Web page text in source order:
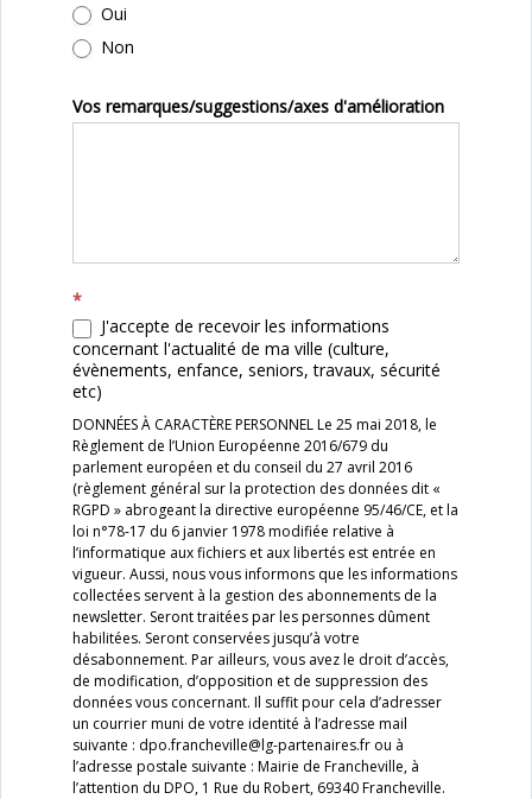
Oui
Non
Vos remarques/suggestions/axes d'amélioration
*
J'accepte de recevoir les informations
concernant l'actualité de ma ville (culture,
évènements, enfance, seniors, travaux, sécurité
etc)
DONNÉES À CARACTÈRE PERSONNEL Le 25 mai 2018, le
Règlement de l’Union Européenne 2016/679 du
parlement européen et du conseil du 27 avril 2016
(règlement général sur la protection des données dit «
RGPD » abrogeant la directive européenne 95/46/CE, et la
loi n°78-17 du 6 janvier 1978 modifiée relative à
l’informatique aux fichiers et aux libertés est entrée en
vigueur. Aussi, nous vous informons que les informations
collectées servent à la gestion des abonnements de la
newsletter. Seront traitées par les personnes dûment
habilitées. Seront conservées jusqu’à votre
désabonnement. Par ailleurs, vous avez le droit d’accès,
de modification, d’opposition et de suppression des
données vous concernant. Il suffit pour cela d’adresser
un courrier muni de votre identité à l’adresse mail
suivante : dpo.francheville@lg-partenaires.fr ou à
l’adresse postale suivante : Mairie de Francheville, à
l’attention du DPO, 1 Rue du Robert, 69340 Francheville.